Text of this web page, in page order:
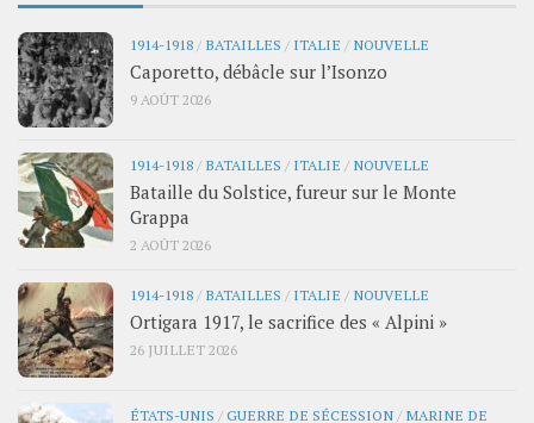
1914-1918/ BATAILLES / ITALIE / NOUVELLE
Caporetto, débâcle sur l’Isonzo
9 AOÛT 2026
1914-1918/ BATAILLES / ITALIE / NOUVELLE
Bataille du Solstice, fureur sur le Monte
Grappa
2 AOÛT 2026
1914-1918/ BATAILLES / ITALIE / NOUVELLE
Ortigara 1917, le sacrifice des « Alpini »
26 JUILLET 2026
ÉTATS-UNIS /GUERRE DE SÉCESSION/ MARINE DE